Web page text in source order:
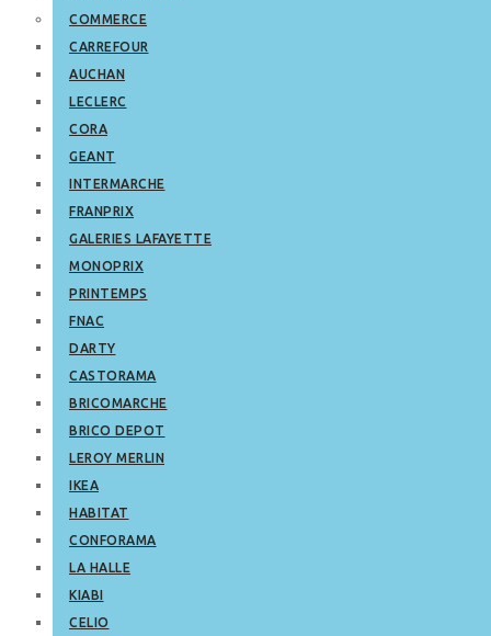
COMMERCE
CARREFOUR
AUCHAN
LECLERC
CORA
GEANT
INTERMARCHE
FRANPRIX
GALERIES LAFAYETTE
MONOPRIX
PRINTEMPS
FNAC
DARTY
CASTORAMA
BRICOMARCHE
BRICO DEPOT
LEROY MERLIN
IKEA
HABITAT
CONFORAMA
LA HALLE
KIABI
CELIO